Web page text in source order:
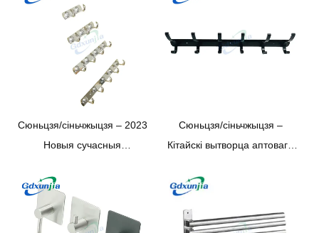
вешалка для паліто з
нержавеючай сталі
адзення
Сюньцзя/сіньчжыцзя – 2023
Новыя сучасныя
аксэсуары для ванных
пакояў, падвесныя халаты 5
Гаплікі Аднаслаёвыя гаплікі
Сюньцзя/сіньчжыцзя –
Кітайскі вытворца аптовага
насценная нержавеючая
падвешвання адзення са